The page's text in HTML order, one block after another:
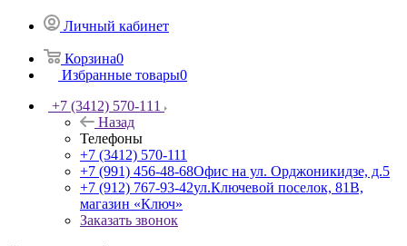
Личный кабинет
Корзина0
Избранные товары0
+7 (3412) 570-111
Назад
Телефоны
+7 (3412) 570-111
+7 (991) 456-48-68Офис на ул. Орджоникидзе, д.5
+7 (912) 767-93-42ул.Ключевой поселок, 81В,
магазин «Ключ»
Заказать звонок